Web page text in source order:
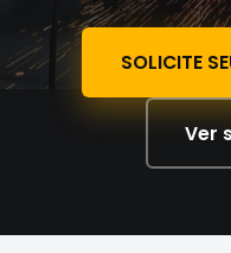
SOLICITE
Ver